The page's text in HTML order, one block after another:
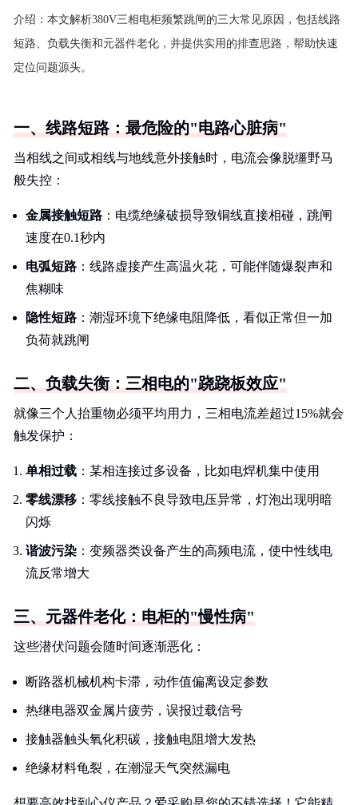
介绍： 本文解析380V三相电柜频繁跳闸的三大常见原因，包括线路
短路、负载失衡和元器件老化，并提供实用的排查思路，帮助快速
定位问题源头。
一、线路短路：最危险的"电路心脏病"
当相线之间或相线与地线意外接触时，电流会像脱缰野马
般失控：
金属接触短路 ：电缆绝缘破损导致铜线直接相碰，跳闸
速度在0.1秒内
电弧短路 ：线路虚接产生高温火花，可能伴随爆裂声和
焦糊味
隐性短路 ：潮湿环境下绝缘电阻降低，看似正常但一加
负荷就跳闸
二、负载失衡：三相电的"跷跷板效应"
就像三个人抬重物必须平均用力，三相电流差超过15%就会
触发保护：
单相过载 ：某相连接过多设备，比如电焊机集中使用
零线漂移 ：零线接触不良导致电压异常，灯泡出现明暗
闪烁
谐波污染 ：变频器类设备产生的高频电流，使中性线电
流反常增大
三、元器件老化：电柜的"慢性病"
这些潜伏问题会随时间逐渐恶化：
断路器机械机构卡滞，动作值偏离设定参数
热继电器双金属片疲劳，误报过载信号
接触器触头氧化积碳，接触电阻增大发热
绝缘材料龟裂，在潮湿天气突然漏电